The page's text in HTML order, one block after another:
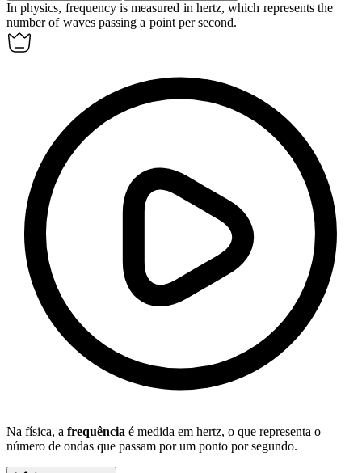
In physics, frequency is measured in hertz, which represents the
number of waves passing a point per second.
Na física, a frequência é medida em hertz, o que representa o
número de ondas que passam por um ponto por segundo.